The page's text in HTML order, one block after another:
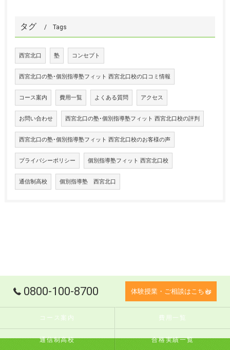
タグ Tags
西宮北口 塾 コンセプト
西宮北口の塾･個別指導塾フィット 西宮北口校の口コミ情報
コース案内 費用一覧 よくある質問 アクセス
お問い合わせ 西宮北口の塾･個別指導塾フィット 西宮北口校の評判
西宮北口の塾･個別指導塾フィット 西宮北口校のお客様の声
プライバシーポリシー 個別指導塾フィット 西宮北口校
通信制高校 個別指導塾 西宮北口
0800-100-8700 体験授業・ご相談はこちら
コース案内 費用一覧
通信制高校 合格実績一覧